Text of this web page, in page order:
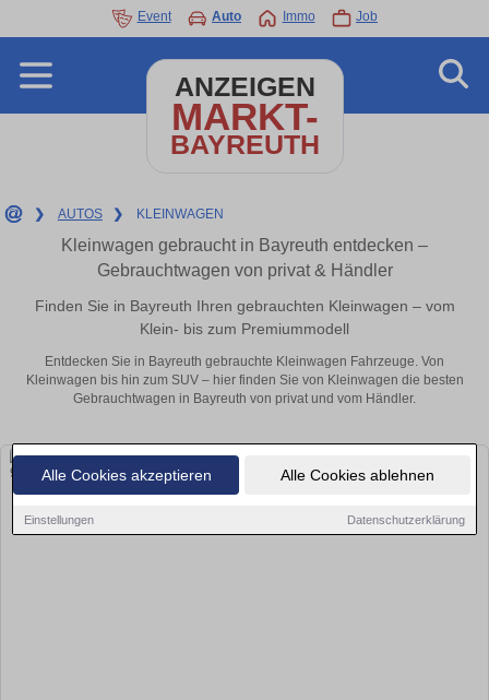
Alle Cookies akzeptieren Alle Cookies ablehnen
Einstellungen Datenschutzerklärung
Event Auto Immo Job
ANZEIGEN
MARKT-
BAYREUTH
❯ AUTOS ❯ KLEINWAGEN
Kleinwagen gebraucht in Bayreuth entdecken –
Gebrauchtwagen von privat & Händler
Finden Sie in Bayreuth Ihren gebrauchten Kleinwagen – vom
Klein- bis zum Premiummodell
Entdecken Sie in Bayreuth gebrauchte Kleinwagen Fahrzeuge. Von
Kleinwagen bis hin zum SUV – hier finden Sie von Kleinwagen die besten
Gebrauchtwagen in Bayreuth von privat und vom Händler.